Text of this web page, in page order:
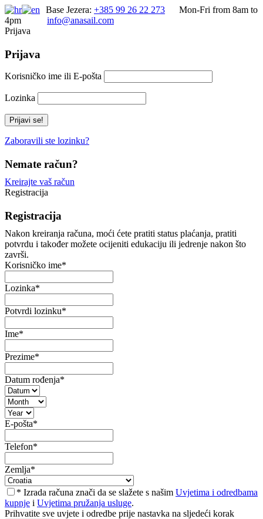
Base Jezera: +385 99 26 22 273
Mon-Fri from 8am to
4pm
info@anasail.com
Prijava
Prijava
Korisničko ime ili E-pošta
Lozinka
Zaboravili ste lozinku?
Nemate račun?
Kreirajte vaš račun
Registracija
Registracija
Nakon kreiranja računa, moći ćete pratiti status plaćanja, pratiti
potvrdu i također možete ocijeniti edukaciju ili jedrenje nakon što
završi.
Korisničko ime*
Lozinka*
Potvrdi lozinku*
Ime*
Prezime*
Datum rođenja*
E-pošta*
Telefon*
Zemlja*
* Izrada računa znači da se slažete s našim Uvjetima i odredbama
kupnje i Uvjetima pružanja usluge.
Prihvatite sve uvjete i odredbe prije nastavka na sljedeći korak